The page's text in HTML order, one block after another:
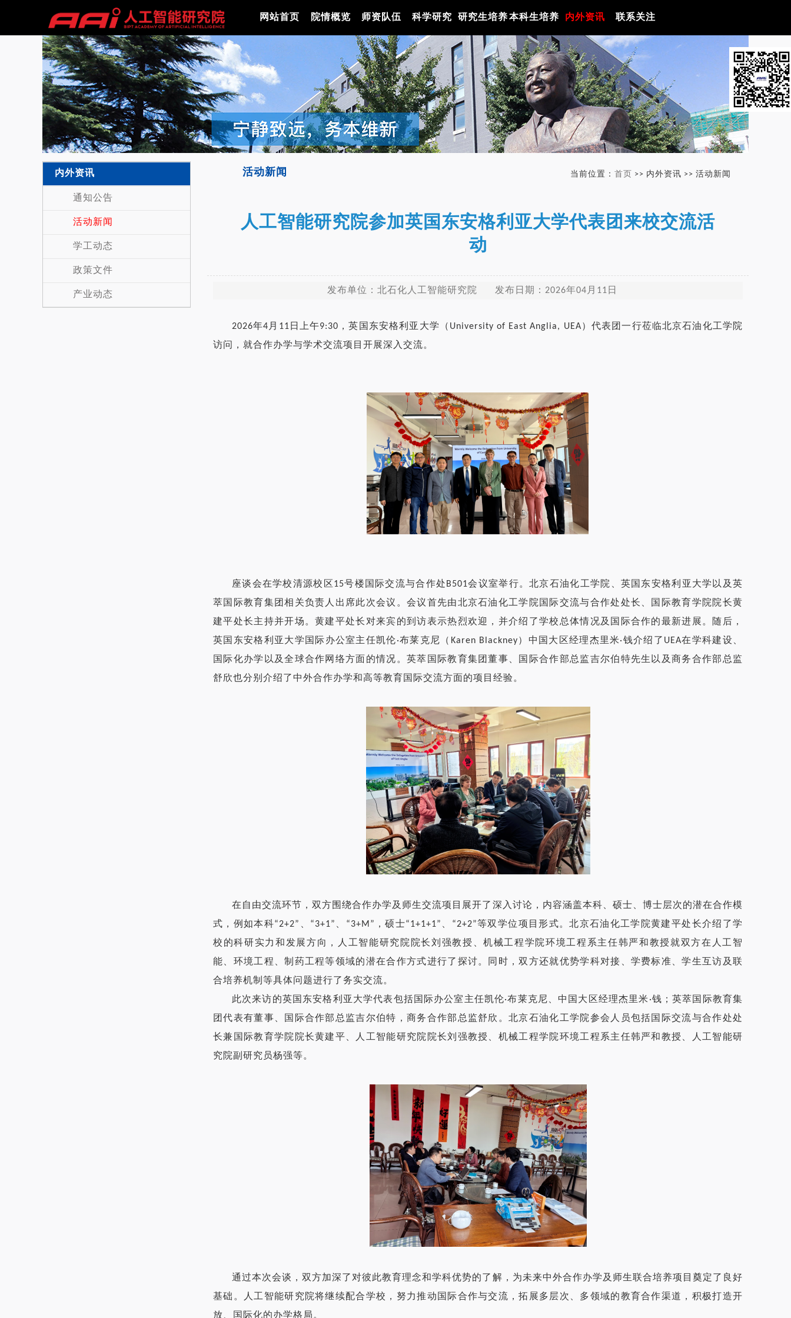
网站首页 院情概览 师资队伍 科学研究 研究生培养本科生培养 内外资讯 联系关注
内外资讯
通知公告
活动新闻
学工动态
政策文件
产业动态
活动新闻 当前位置： 首页 >> 内外资讯 >> 活动新闻
人工智能研究院参加英国东安格利亚大学代表团来校交流活
动
发布单位：北石化人工智能研究院 发布日期：2026年04月11日
2026年4月11日上午9:30，英国东安格利亚大学（University of East Anglia, UEA）代表团一行莅临北京石油化工学院
访问，就合作办学与学术交流项目开展深入交流。
座谈会在学校清源校区15号楼国际交流与合作处B501会议室举行。北京石油化工学院、英国东安格利亚大学以及英
萃国际教育集团相关负责人出席此次会议。 会议首先由北京石油化工学院国际交流与合作处处长、国际教育学院院长黄
建平处长主持并开场。黄建平处长对来宾的到访表示热烈欢迎，并介绍了学校总体情况及国际合作的最新进展。随后，
英国东安格利亚大学国际办公室主任凯伦·布莱克尼（Karen Blackney）中国大区经理杰里米·钱介绍了UEA在学科建设、
国际化办学以及全球合作网络方面的情况。英萃国际教育集团董事、国际合作部总监吉尔伯特先生以及商务合作部总监
舒欣也分别介绍了中外合作办学和高等教育国际交流方面的项目经验。
在自由交流环节，双方围绕合作办学及师生交流项目展开了深入讨论，内容涵盖本科、硕士、博士层次的潜在合作模
式，例如本科“2+2”、“3+1”、“3+M”，硕士“1+1+1”、“2+2”等双学位项目形式。北京石油化工学院黄建平处长介绍了学
校的科研实力和发展方向，人工智能研究院院长刘强教授、机械工程学院环境工程系主任韩严和教授就双方在人工智
能、环境工程、制药工程等领域的潜在合作方式进行了探讨。同时，双方还就优势学科对接、学费标准、学生互访及联
合培养机制等具体问题进行了务实交流。
此次来访的英国东安格利亚大学代表包括国际办公室主任凯伦·布莱克尼、中国大区经理杰里米·钱；英萃国际教育集
团代表有董事、国际合作部总监吉尔伯特，商务合作部总监舒欣。北京石油化工学院参会人员包括国际交流与合作处处
长兼国际教育学院院长黄建平、人工智能研究院院长刘强教授、机械工程学院环境工程系主任韩严和教授、人工智能研
究院副研究员杨强等。
通过本次会谈，双方加深了对彼此教育理念和学科优势的了解，为未来中外合作办学及师生联合培养项目奠定了良好
基础。人工智能研究院将继续配合学校，努力推动国际合作与交流，拓展多层次、多领域的教育合作渠道，积极打造开
放、国际化的办学格局。